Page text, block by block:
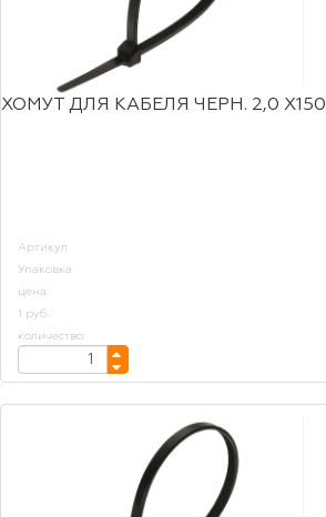
ХОМУТ ДЛЯ КАБЕЛЯ ЧЕРН. 2,0 Х150
Артикул
Упаковка
цена:
1 руб.
количество: